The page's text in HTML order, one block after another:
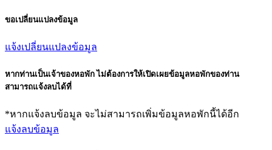
ขอเปลี่ยนแปลงข้อมูล
แจ้งเปลี่ยนแปลงข้อมูล
หากท่านเป็นเจ้าของหอพัก ไม่ต้องการให้เปิดเผยข้อมูลหอพักของท่าน
สามารถแจ้งลบได้ที่
*หากแจ้งลบข้อมูล จะไม่สามารถเพิ่มข้อมูลหอพักนี้ได้อีก
แจ้งลบข้อมูล